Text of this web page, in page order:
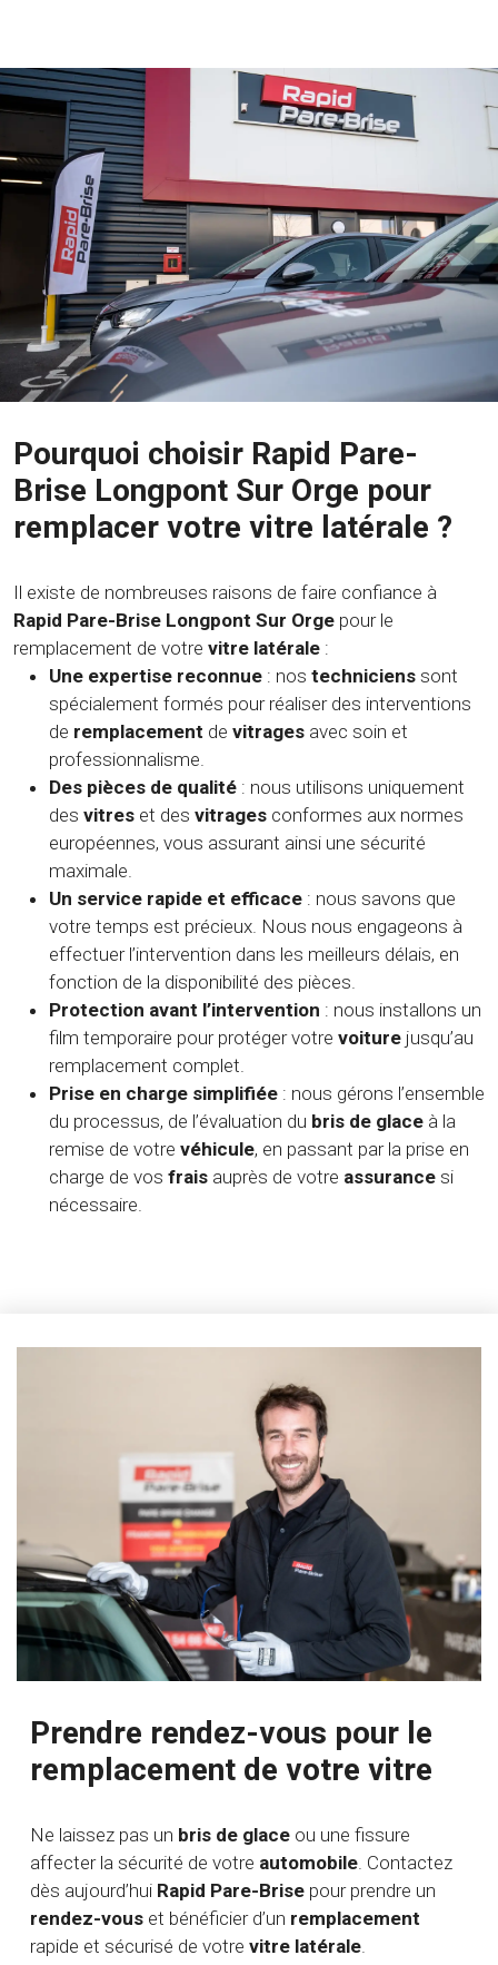
Pourquoi choisir Rapid Pare-
Brise Longpont Sur Orge pour
remplacer votre vitre latérale ?
Il existe de nombreuses raisons de faire confiance à
Rapid Pare-Brise Longpont Sur Orge pour le
remplacement de votre vitre latérale :
Une expertise reconnue : nos techniciens sont
spécialement formés pour réaliser des interventions
de remplacement de vitrages avec soin et
professionnalisme.
Des pièces de qualité : nous utilisons uniquement
des vitres et des vitrages conformes aux normes
européennes, vous assurant ainsi une sécurité
maximale.
Un service rapide et efficace : nous savons que
votre temps est précieux. Nous nous engageons à
effectuer l’intervention dans les meilleurs délais, en
fonction de la disponibilité des pièces.
Protection avant l’intervention : nous installons un
film temporaire pour protéger votre voiture jusqu’au
remplacement complet.
Prise en charge simplifiée : nous gérons l’ensemble
du processus, de l’évaluation du bris de glace à la
remise de votre véhicule, en passant par la prise en
charge de vos frais auprès de votre assurance si
nécessaire.
Prendre rendez-vous pour le
remplacement de votre vitre
Ne laissez pas un bris de glace ou une fissure
affecter la sécurité de votre automobile. Contactez
dès aujourd’hui Rapid Pare-Brise pour prendre un
rendez-vous et bénéficier d’un remplacement
rapide et sécurisé de votre vitre latérale.